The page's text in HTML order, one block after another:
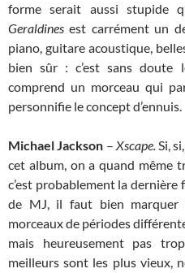
forme serait aussi stupide
Geraldines est carrément un
piano, guitare acoustique,
bien sûr : c’est sans doute
comprend un morceau qui
personnifie le concept d’ennuis.
Michael Jackson – Xscape.Si,
cet album, on a quand même
c’est probablement la dernière
de MJ, il faut bien marquer
morceaux de périodes
mais heureusement pas
meilleurs sont les plus vieux,